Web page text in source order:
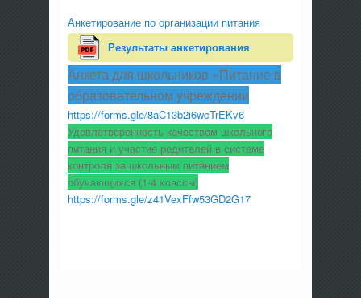
Анкетирование по организации питания
Результаты анкетирования
Анкета для школьников «Питание в
образовательном учреждении
https://forms.gle/8aC13b2i6wcTrEKv6
Удовлетворенность качеством школьного
питания и участие родителей в системе
контроля за школьным питанием
обучающихся (1-4 классы)
https://forms.gle/z41VexFfw53GD2G17